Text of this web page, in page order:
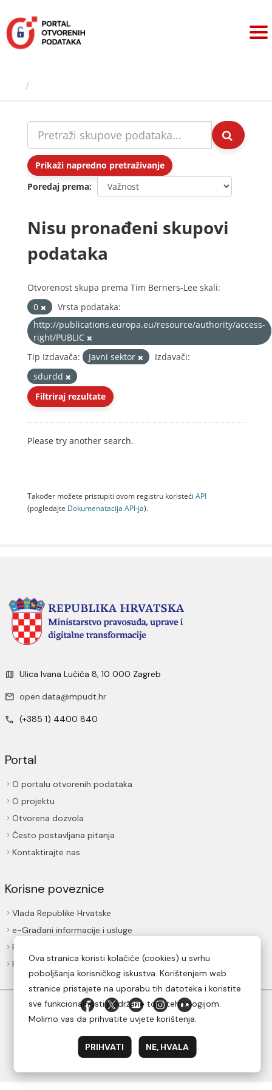
sadržaj
Prikaži napredno pretraživanje
Poredaj prema
Nisu pronađeni skupovi
podataka
Otvorenost skupa prema Tim Berners-Lee skali:
0
Vrsta podataka:
http://publications.europa.eu/resource/authority/access-
right/PUBLIC
Tip Izdavača:
Javni sektor
Izdavači:
sdurdd
Filtriraj rezultate
Please try another search.
Također možete pristupiti ovom registru koristeći API
(pogledajte Dokumenаtаcijа API-jа).